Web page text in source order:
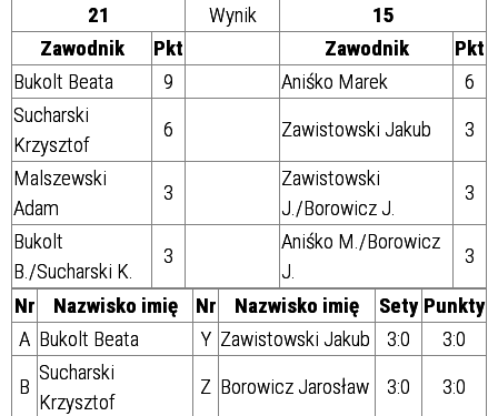
21
Wynik
15
Zawodnik
Pkt Zawodnik
Pkt
Bukolt Beata
9 Aniśko Marek
6
Sucharski
Krzysztof
6 Zawistowski Jakub
3
Malszewski
Adam
3
Zawistowski
J./Borowicz J.
3
Bukolt
B./Sucharski K.
3
Aniśko M./Borowicz
J.
3
Nr
Nazwisko imię Nr Nazwisko imię Sety Punkty
A Bukolt Beata Y Zawistowski Jakub 3:0
3:0
B
Sucharski
Krzysztof
Z Borowicz Jarosław 3:0
3:0